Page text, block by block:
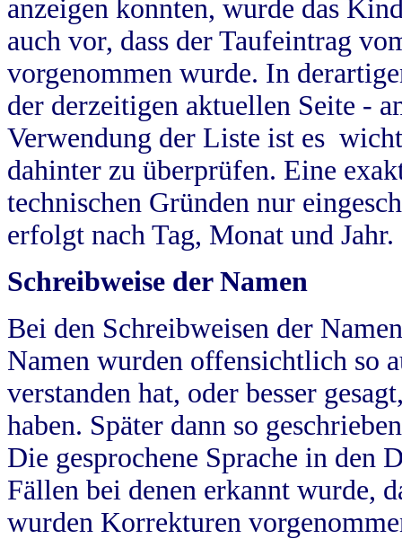
anzeigen konnten, wurde das
auch vor, dass der Taufeintrag
vorgenommen wurde. In
der derzeitigen aktuellen Seite -
Verwendung der Liste ist es
dahinter zu überprüfen. Eine
technischen Gründen nur
erfolgt nach Tag, Monat und Jahr.
Schreibweise der Namen
Bei den Schreibweisen der
Namen wurden offensichtlich so
verstanden hat, oder besser
haben. Später dann so
Die gesprochene Sprache in
Fällen bei denen erkannt wurde,
wurden Korrekturen